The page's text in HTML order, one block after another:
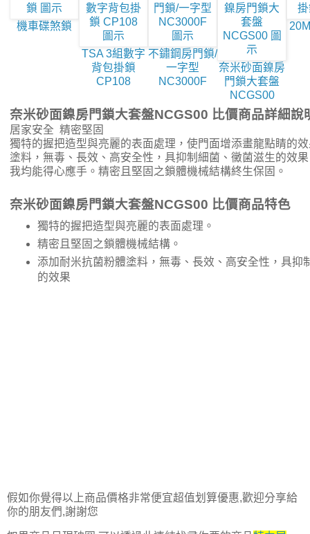
機車碟煞鎖
TSA 3組數字
背包掛鎖
CP108
不鏽鋼房門鎖/
一字型
NC3000F
奈米砂面鎳房
門鎖大套盤
NCGS00
奈米砂面鎳房門鎖大套盤NCGS00 比價商品詳細說
居家安全 精密堅固
獨特的握把造型與亮麗的表面處理，使門面增添畫龍點睛的
塗料，無毒、長效、高安全性，具抑制細菌、黴菌滋生的效
我均能得心應手。精密且堅固之鎖體機械結構終生保固。
奈米砂面鎳房門鎖大套盤NCGS00 比價商品特色
獨特的握把造型與亮麗的表面處理。
精密且堅固之鎖體機械結構。
添加耐米抗菌粉體塗料，無毒、長效、高安全性，具抑
的效果
假如你覺得以上商品價格非常便宜超值划算優惠,歡迎分享給
你的朋友們,謝謝您